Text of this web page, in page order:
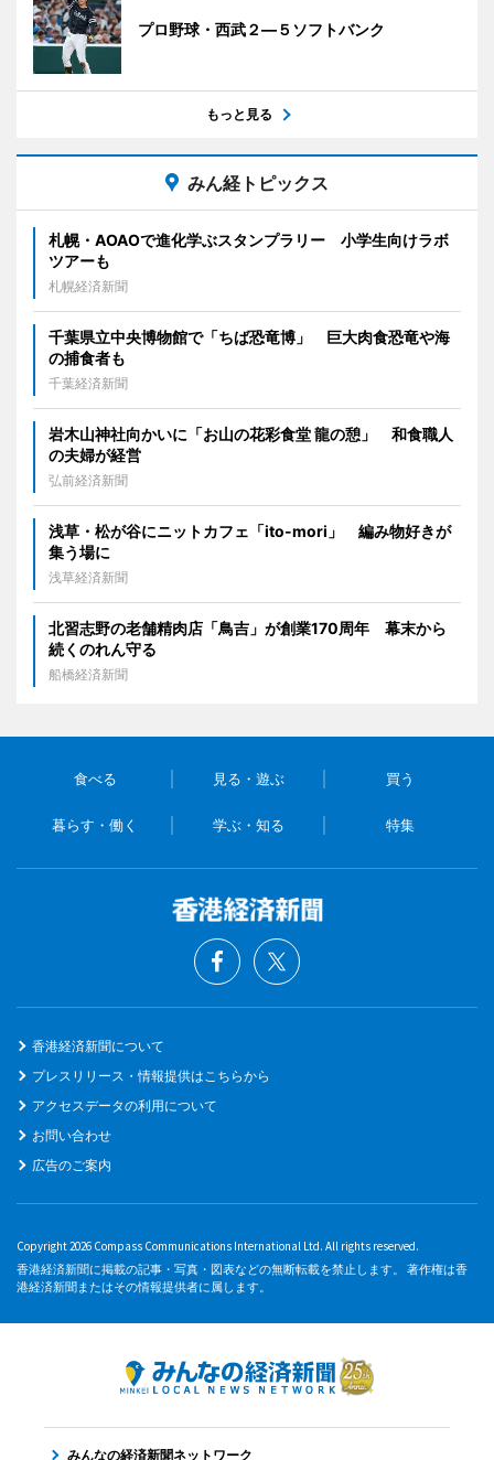
プロ野球・西武２―５ソフトバンク
もっと見る
みん経トピックス
札幌・AOAOで進化学ぶスタンプラリー 小学生向けラボ
ツアーも
札幌経済新聞
千葉県立中央博物館で「ちば恐竜博」 巨大肉食恐竜や海
の捕食者も
千葉経済新聞
岩木山神社向かいに「お山の花彩食堂 龍の憩」 和食職人
の夫婦が経営
弘前経済新聞
浅草・松が谷にニットカフェ「ito-mori」 編み物好きが
集う場に
浅草経済新聞
北習志野の老舗精肉店「鳥吉」が創業170周年 幕末から
続くのれん守る
船橋経済新聞
食べる 見る・遊ぶ 買う
暮らす・働く 学ぶ・知る 特集
香港経済新聞について
プレスリリース・情報提供はこちらから
アクセスデータの利用について
お問い合わせ
広告のご案内
Copyright 2026 Compass Communications International Ltd. All rights reserved.
香港経済新聞に掲載の記事・写真・図表などの無断転載を禁止します。 著作権は香
港経済新聞またはその情報提供者に属します。
みんなの経済新聞ネットワーク